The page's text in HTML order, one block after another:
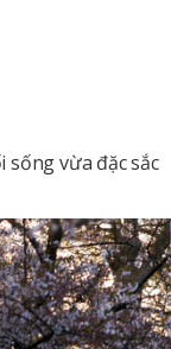
vừa đặc sắc